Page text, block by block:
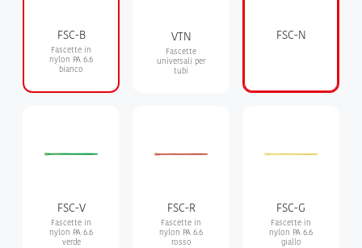
FSC-B
Fascette in
nylon PA 6.6
bianco
VTN
Fascette
universali per
tubi
FSC-N
FSC-V
Fascette in
nylon PA 6.6
verde
FSC-R
Fascette in
nylon PA 6.6
rosso
FSC-G
Fascette in
nylon PA 6.6
giallo